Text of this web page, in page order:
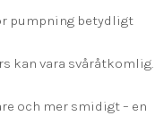
pumpning betydligt
kan vara svåråtkomlig.
och mer smidigt – en